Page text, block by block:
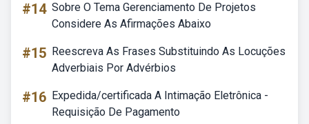
#14 Sobre O Tema Gerenciamento De Projetos
Considere As Afirmações Abaixo
#15 Reescreva As Frases Substituindo As Locuções
Adverbiais Por Advérbios
#16 Expedida/certificada A Intimação Eletrônica -
Requisição De Pagamento